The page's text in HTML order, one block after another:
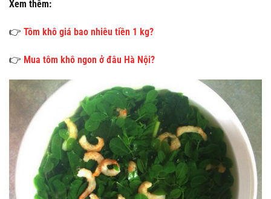
Xem thêm:
👉 Tôm khô giá bao nhiêu tiền 1 kg?
👉 Mua tôm khô ngon ở đâu Hà Nội?